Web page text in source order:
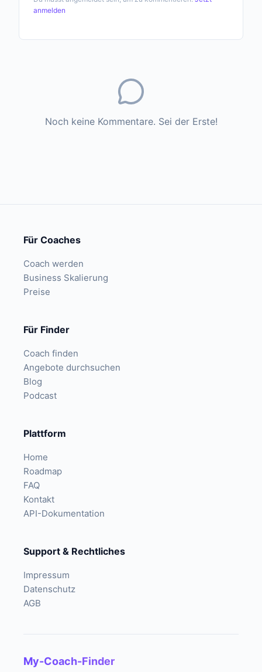
anmelden
Noch keine Kommentare. Sei der Erste!
Für Coaches
Coach werden
Business Skalierung
Preise
Für Finder
Coach finden
Angebote durchsuchen
Blog
Podcast
Plattform
Home
Roadmap
FAQ
Kontakt
API-Dokumentation
Support & Rechtliches
Impressum
Datenschutz
AGB
My-Coach-Finder